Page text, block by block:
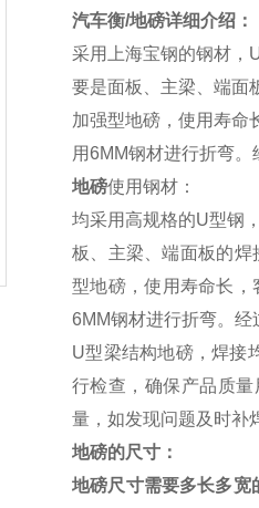
汽车衡/地磅详细介绍：
采用上海宝钢的钢材，
要是面板、主梁、端面
加强型地磅，使用寿命
用6MM钢材进行折弯。
地磅使用钢材：
均采用高规格的U型钢
板、主梁、端面板的焊
型地磅，使用寿命长，
6MM钢材进行折弯。经
U型梁结构地磅，焊接
行检查，确保产品质
量，如发现问题及时补
地磅的尺寸：
地磅尺寸需要多长多宽